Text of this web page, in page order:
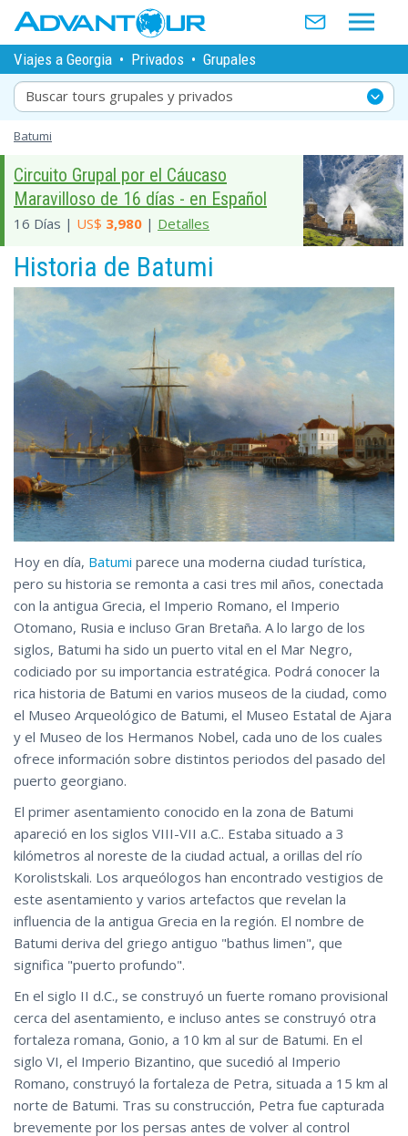
Viajes a Georgia • Privados • Grupales
Buscar tours grupales y privados
Batumi
Circuito Grupal por el Cáucaso
Maravilloso de 16 días - en Español
16 Días | US$ 3,980 | Detalles
Historia de Batumi
Hoy en día, Batumi parece una moderna ciudad turística,
pero su historia se remonta a casi tres mil años, conectada
con la antigua Grecia, el Imperio Romano, el Imperio
Otomano, Rusia e incluso Gran Bretaña. A lo largo de los
siglos, Batumi ha sido un puerto vital en el Mar Negro,
codiciado por su importancia estratégica. Podrá conocer la
rica historia de Batumi en varios museos de la ciudad, como
el Museo Arqueológico de Batumi, el Museo Estatal de Ajara
y el Museo de los Hermanos Nobel, cada uno de los cuales
ofrece información sobre distintos periodos del pasado del
puerto georgiano.
El primer asentamiento conocido en la zona de Batumi
apareció en los siglos VIII-VII a.C.. Estaba situado a 3
kilómetros al noreste de la ciudad actual, a orillas del río
Korolistskali. Los arqueólogos han encontrado vestigios de
este asentamiento y varios artefactos que revelan la
influencia de la antigua Grecia en la región. El nombre de
Batumi deriva del griego antiguo "bathus limen", que
significa "puerto profundo".
En el siglo II d.C., se construyó un fuerte romano provisional
cerca del asentamiento, e incluso antes se construyó otra
fortaleza romana, Gonio, a 10 km al sur de Batumi. En el
siglo VI, el Imperio Bizantino, que sucedió al Imperio
Romano, construyó la fortaleza de Petra, situada a 15 km al
norte de Batumi. Tras su construcción, Petra fue capturada
brevemente por los persas antes de volver al control